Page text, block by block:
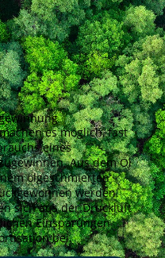
es möglich, fast
eines
Aus dem Öl
ölgeschmierten
werden.
sich aus der Druckluft
Einsparungen
bei.